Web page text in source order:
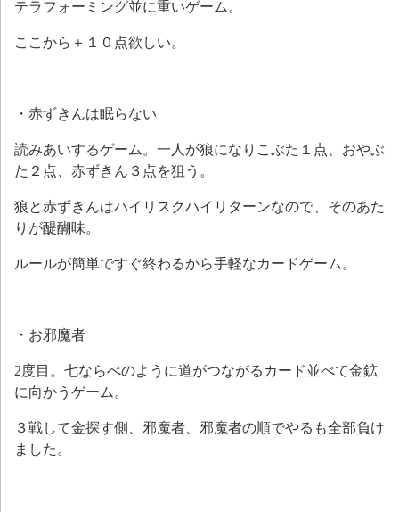
テラフォーミング並に重いゲーム。
ここから＋１０点欲しい。
・赤ずきんは眠らない
読みあいするゲーム。一人が狼になりこぶた１点、おやぶ
た２点、赤ずきん３点を狙う。
狼と赤ずきんはハイリスクハイリターンなので、そのあた
りが醍醐味。
ルールが簡単ですぐ終わるから手軽なカードゲーム。
・お邪魔者
2度目。七ならべのように道がつながるカード並べて金鉱
に向かうゲーム。
３戦して金探す側、邪魔者、邪魔者の順でやるも全部負け
ました。